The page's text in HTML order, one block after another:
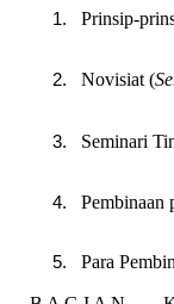
Prinsip-
Novisiat (
Seminari
Para